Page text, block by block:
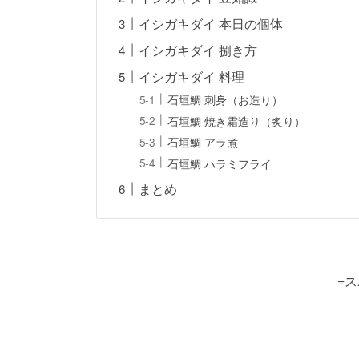
イシガキダイ 本日の個体
イシガキダイ 捌き方
イシガキダイ 料理
石垣鯛 刺身（お造り）
石垣鯛 焼き霜造り（炙り）
石垣鯛 アラ煮
石垣鯛 ハラミフライ
まとめ
=